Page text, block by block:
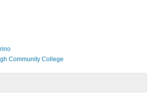
Community College